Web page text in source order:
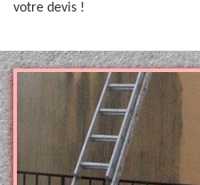
votre devis !